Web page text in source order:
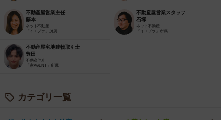
不動産屋営業主任
藤本
ネット不動産
「イエプラ」所属
不動産屋営業スタッフ
石塚
ネット不動産
「イエプラ」所属
不動産屋宅地建物取引士
豊田
不動産仲介
「家AGENT」所属
カテゴリ一覧